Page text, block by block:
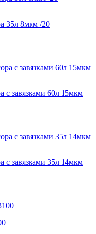
8мкм /20
60л 15мкм
35л 14мкм